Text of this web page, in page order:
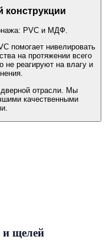
конструкции
PVC и МДФ.
помогает нивелировать
на протяжении всего
не реагируют на влагу и
отрасли. Мы
качественными
и щелей